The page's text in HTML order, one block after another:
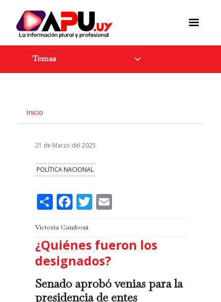
Temas
Inicio
21 de Marzo del 2025
POLÍTICA NACIONAL
ShareFacebook
Twitter
Victoria Camboni
¿Quiénes fueron los
designados?
Senado aprobó venias para la
presidencia de entes